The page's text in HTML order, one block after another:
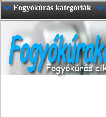
Fogyókúrás kategóriák